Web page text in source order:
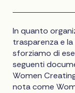
In quanto
trasparenza e
sforziamo di
seguenti
Women
nota come